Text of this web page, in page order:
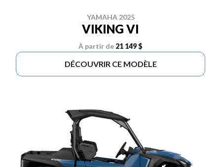
YAMAHA 2025
VIKING VI
À partir de 21 149 $
DÉCOUVRIR CE MODÈLE